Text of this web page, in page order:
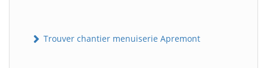
Trouver chantier menuiserie Apremont